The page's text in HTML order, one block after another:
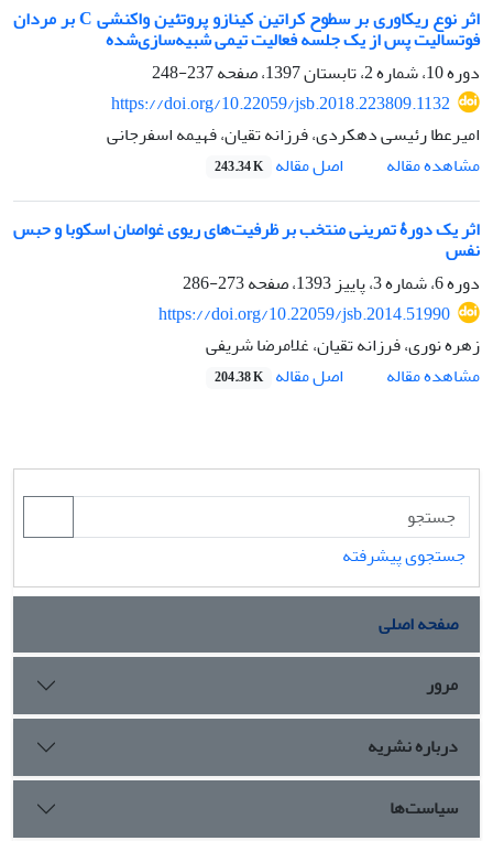
اثر نوع ریکاوری بر سطوح کراتین کینازو پروتئین واکنشی C بر مردان
فوتسالیت پس از یک جلسه فعالیت تیمی شبیه‌سازی‌شده
دوره 10، شماره 2، تابستان 1397، صفحه
237-248
https://doi.org/10.22059/jsb.2018.223809.1132
امیرعطا رئیسی دهکردی، فرزانه تقیان، فهیمه اسفرجانی
مشاهده مقاله
اصل مقاله 243.34 K
اثر یک دورۀ تمرینی منتخب بر ظرفیت‌های ریوی غواصان اسکوبا و حبس
نفس
دوره 6، شماره 3، پاییز 1393، صفحه
273-286
https://doi.org/10.22059/jsb.2014.51990
زهره نوری، فرزانه تقیان، غلامرضا شریفی
مشاهده مقاله
اصل مقاله 204.38 K
جستجوی پیشرفته
صفحه اصلی
مرور
درباره نشریه
سیاست‌ها